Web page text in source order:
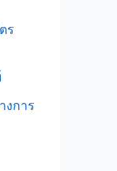
ร
การ